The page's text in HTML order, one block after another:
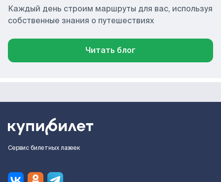
Каждый день строим маршруты для вас, используя
собственные знания о путешествиях
Читать блог
Сервис билетных лазеек